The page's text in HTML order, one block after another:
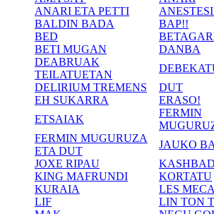
ANARI ETA PETTI
BALDIN BADA
BAP!!
BED
BETI MUGAN
DANBA
DEABRUAK
TEILATUETAN
DELIRIUM TREMENS
DUT
EH SUKARRA
ERASO!
ETSAIAK
FERMIN
FERMIN MUGURUZA
ETA DUT
JAUKO
JOXE RIPAU
KASHBAD
KING MAFRUNDI
KORTATU
KURAIA
LES
LIF
LIN TON